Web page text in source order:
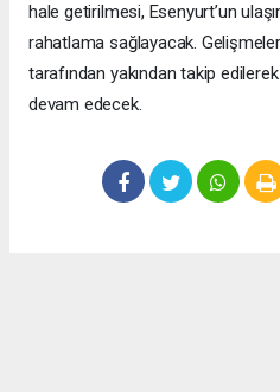
hale getirilmesi, Esenyurt’un
rahatlama sağlayacak.
tarafından yakından takip
devam edecek.